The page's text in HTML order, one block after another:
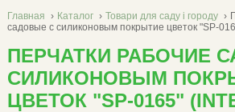
Главная › Каталог › Товари для саду і городу ›
садовые с силиконовым покрытие цветок "SP-
ПЕРЧАТКИ РАБОЧИЕ
СИЛИКОНОВЫМ
ЦВЕТОК "SP-0165"